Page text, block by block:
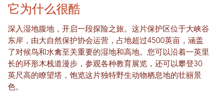
它为什么很酷
深入湿地腹地，开启一段探险之旅。这片保护区位于大峡谷
东岸，由大自然保护协会运营，占地超过4500英亩，涵盖
了对候鸟和水禽至关重要的湿地和高地。您可以沿着一英里
长的环形木栈道漫步，参观各种教育展览，还可以攀登30
英尺高的瞭望塔，饱览这片独特野生动物栖息地的壮丽景
色。